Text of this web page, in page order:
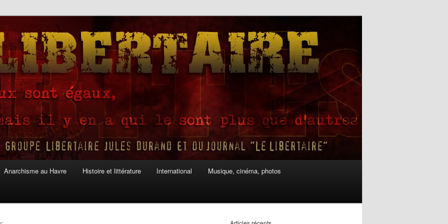
Anarchisme au Havre Histoire et littérature International Musique, cinéma, photos